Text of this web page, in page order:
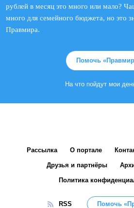
рублей в месяц это много или мало?
много для семейного бюджета, но это
Правмира.
Помочь
На что пойдут мои
Рассылка О портале
Друзья и партнёры
Политика
RSS Помочь